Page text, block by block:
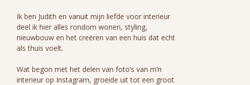
Ik ben Judith en vanuit mijn liefde voor interieur
deel ik hier alles rondom wonen, styling,
nieuwbouw en het creëren van een huis dat echt
als thuis voelt.
Wat begon met het delen van foto’s van m’n
interieur op Instagram, groeide uit tot een groot